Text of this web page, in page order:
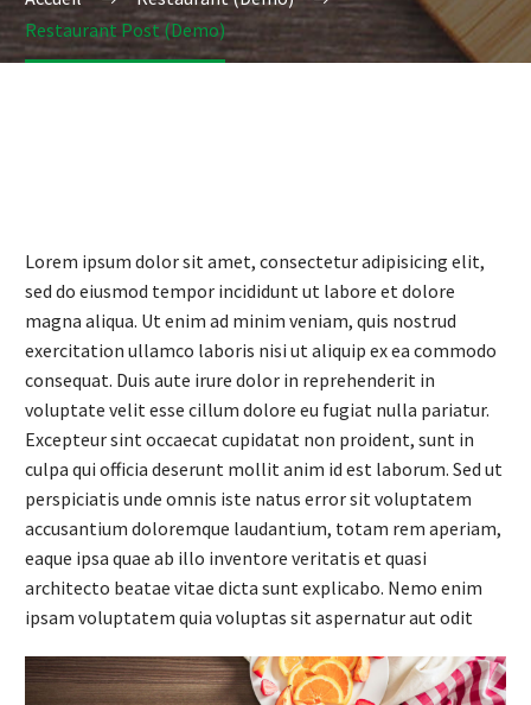
Restaurant Post (Demo)
Lorem ipsum dolor sit amet, consectetur adipisicing elit,
sed do eiusmod tempor incididunt ut labore et dolore
magna aliqua. Ut enim ad minim veniam, quis nostrud
exercitation ullamco laboris nisi ut aliquip ex ea commodo
consequat. Duis aute irure dolor in reprehenderit in
voluptate velit esse cillum dolore eu fugiat nulla pariatur.
Excepteur sint occaecat cupidatat non proident, sunt in
culpa qui officia deserunt mollit anim id est laborum. Sed ut
perspiciatis unde omnis iste natus error sit voluptatem
accusantium doloremque laudantium, totam rem aperiam,
eaque ipsa quae ab illo inventore veritatis et quasi
architecto beatae vitae dicta sunt explicabo. Nemo enim
ipsam voluptatem quia voluptas sit aspernatur aut odit